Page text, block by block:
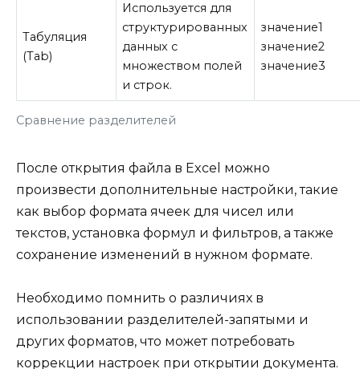
Сравнение разделителей
Табуляция
(Tab)
Используется для
структурированных
данных с
множеством полей
и строк.
значение1
значение2
значение3
После открытия файла в Excel можно
произвести дополнительные настройки, такие
как выбор формата ячеек для чисел или
текстов, установка формул и фильтров, а также
сохранение изменений в нужном формате.
Необходимо помнить о различиях в
использовании разделителей-запятыми и
других форматов, что может потребовать
коррекции настроек при открытии документа.